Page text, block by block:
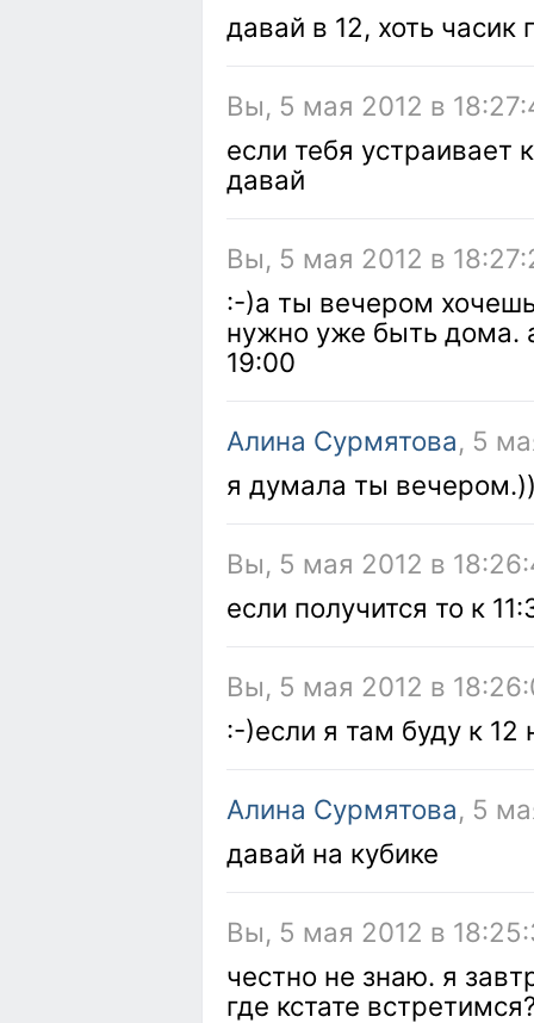
давай в 12, хоть
Вы, 5 мая 2012 в
если тебя устраивает
давай
Вы, 5 мая 2012 в
:-)а ты вечером
нужно уже быть дома.
19:00
Алина Сурмятова, 5
я думала ты
Вы, 5 мая 2012 в
если получится то к
Вы, 5 мая 2012 в
:-)если я там буду к 12
Алина Сурмятова, 5
давай на кубике
Вы, 5 мая 2012 в
честно не знаю. я
где кстате